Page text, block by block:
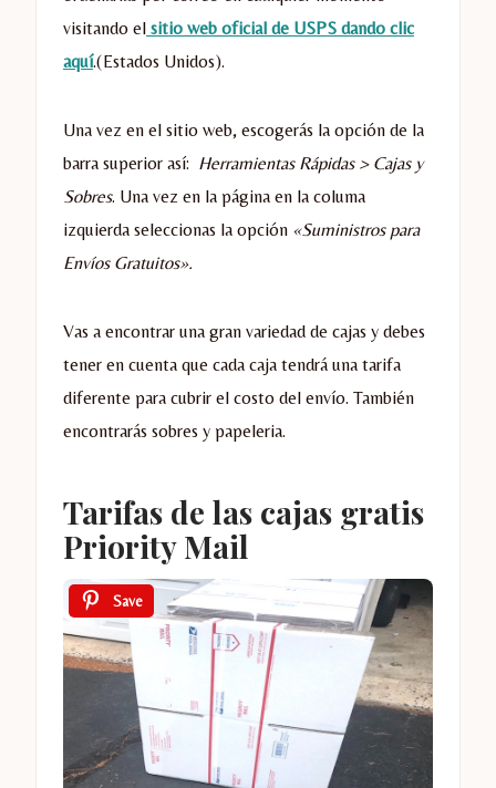
visitando el sitio web oficial de USPS dando clic
aquí.(Estados Unidos).
Una vez en el sitio web, escogerás la opción de la
barra superior así: Herramientas Rápidas > Cajas y
Sobres. Una vez en la página en la columa
izquierda seleccionas la opción «Suministros para
Envíos Gratuitos».
Vas a encontrar una gran variedad de cajas y debes
tener en cuenta que cada caja tendrá una tarifa
diferente para cubrir el costo del envío. También
encontrarás sobres y papeleria.
Tarifas de las cajas gratis
Priority Mail
Save